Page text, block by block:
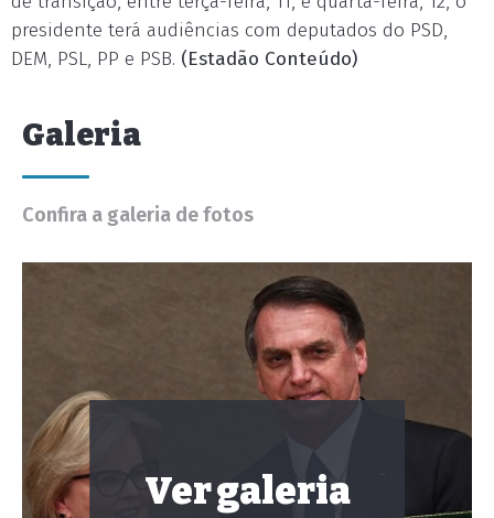
presidente terá audiências com deputados do PSD,
DEM, PSL, PP e PSB. (Estadão Conteúdo)
Galeria
Confira a galeria de fotos
Ver galeria